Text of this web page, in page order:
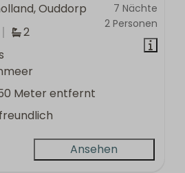
7 Nächte
2 Personen
Ouddorp
2
Meter entfernt
Ansehen